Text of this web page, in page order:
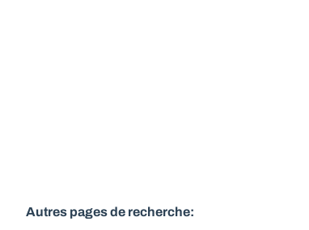
Autres pages de recherche: